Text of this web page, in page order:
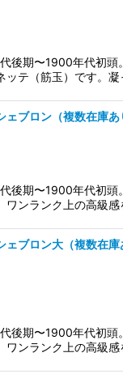
後期〜1900年代初頭
ッテ（筋玉）です。
ェブロン（複数在庫あ
後期〜1900年代初頭
ワンランク上の高級
ェブロン大（複数在庫
後期〜1900年代初頭
ワンランク上の高級